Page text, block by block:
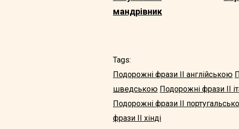
мандрівник
Tags:
Подорожні фрази II англійською
шведською Подорожні фрази II
Подорожні фрази II
фрази II хінді